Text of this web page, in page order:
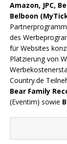
Amazon, JPC,
Belboon
des
für Websites
Platzierung von
Country.de
Bear Family
(Eventim) sowie